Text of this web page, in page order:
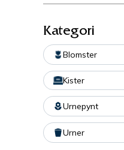
Kategori
Blomster
Kister
Urnepynt
Urner